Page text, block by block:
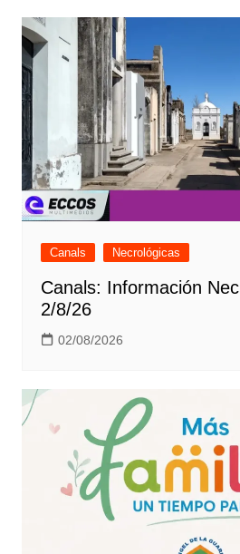
Canals Necrológicas
Canals: Información
2/8/26
02/08/2026